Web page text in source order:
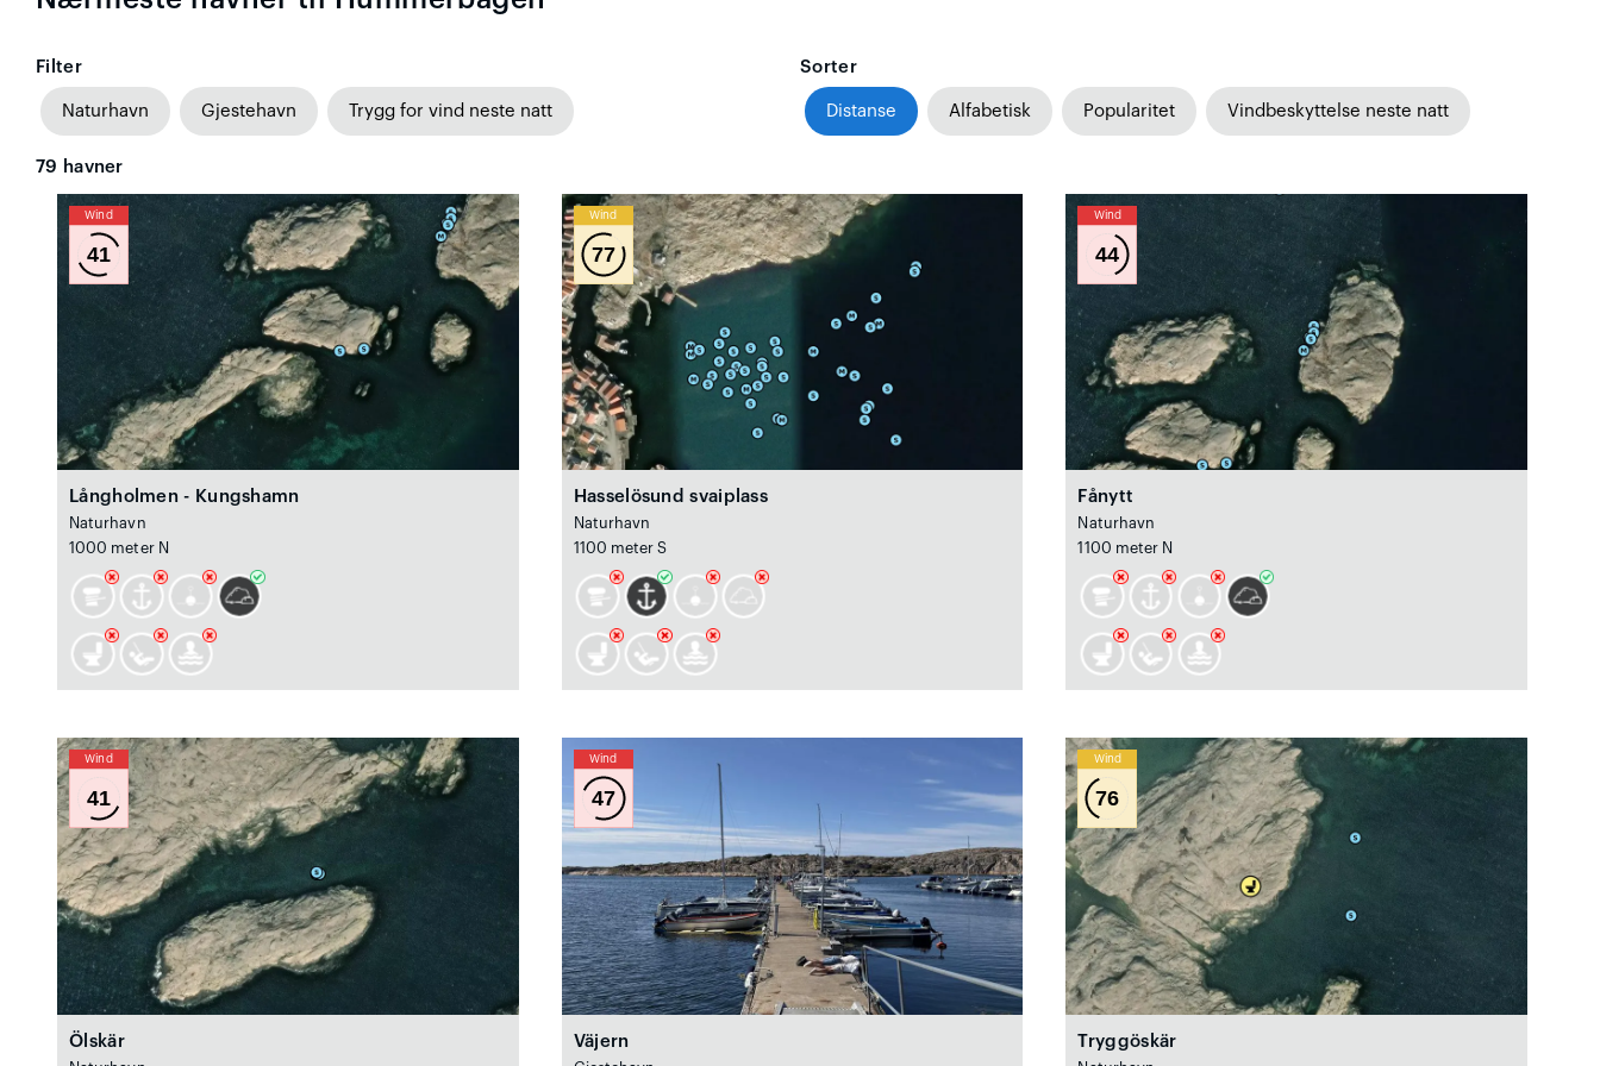
Filter
Naturhavn Gjestehavn Trygg for vind neste natt
Sorter
Distanse Alfabetisk Popularitet Vindbeskyttelse neste natt
79 havner
Wind
41
Långholmen - Kungshamn
Naturhavn
1000 meter N
Wind
77
Hasselösund svaiplass
Naturhavn
1100 meter S
Wind
44
Fånytt
Naturhavn
1100 meter N
Wind
41
Ölskär
Wind
47
Väjern
Wind
76
Tryggöskär